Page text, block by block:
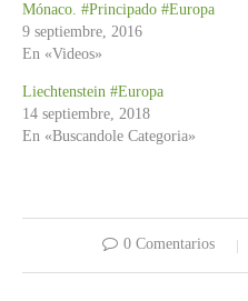
Mónaco. #Principado #Europa
9 septiembre, 2016
En «Videos»
Liechtenstein #Europa
14 septiembre, 2018
En «Buscandole Categoria»
0 Comentarios